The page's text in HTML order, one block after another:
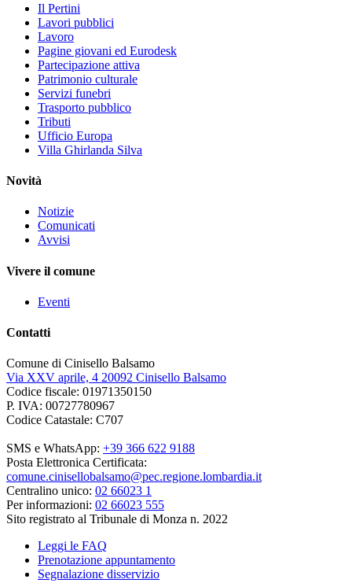
Il Pertini
Lavori pubblici
Lavoro
Pagine giovani ed Eurodesk
Partecipazione attiva
Patrimonio culturale
Servizi funebri
Trasporto pubblico
Tributi
Ufficio Europa
Villa Ghirlanda Silva
Novità
Notizie
Comunicati
Avvisi
Vivere il comune
Eventi
Contatti
Comune di Cinisello Balsamo
Via XXV aprile, 4 20092 Cinisello Balsamo
Codice fiscale: 01971350150
P. IVA: 00727780967
Codice Catastale: C707
SMS e WhatsApp: +39 366 622 9188
Posta Elettronica Certificata:
comune.cinisellobalsamo@pec.regione.lombardia.it
Centralino unico: 02 66023 1
Per informazioni: 02 66023 555
Sito registrato al Tribunale di Monza n. 2022
Leggi le FAQ
Prenotazione appuntamento
Segnalazione disservizio